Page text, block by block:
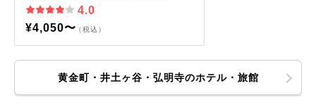
4.0
¥4,050〜（税込）
黄金町・井土ヶ谷・弘明寺のホテル・旅館